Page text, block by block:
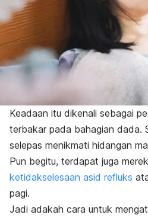
Keadaan itu dikenali sebagai
terbakar pada bahagian dada.
selepas menikmati hidangan
Pun begitu, terdapat juga
ketidakselesaan asid refluks
pagi.
Jadi adakah cara untuk